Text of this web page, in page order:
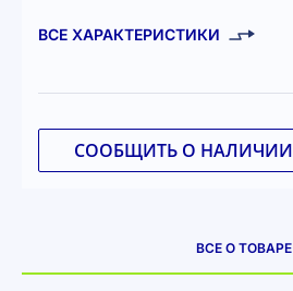
ВСЕ ХАРАКТЕРИСТИКИ
СООБЩИТЬ О НАЛИЧИИ
ВСЕ О ТОВАРЕ